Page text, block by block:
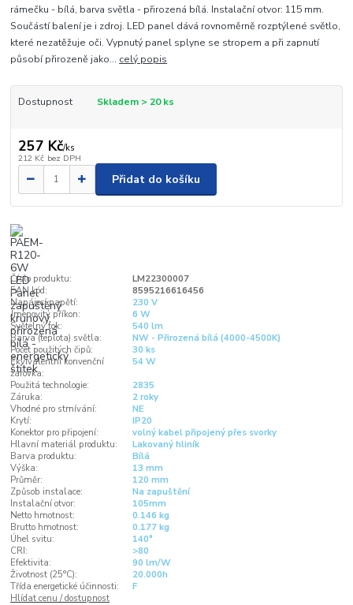
rámečku - bílá, barva světla - přirozená bílá. Instalační otvor: 115 mm.
Součástí balení je i zdroj. LED panel dává rovnoměrně rozptýlené světlo,
které nezatěžuje oči. Vypnutý panel splyne se stropem a při zapnutí
působí přirozeně jako... celý popis
Dostupnost Skladem > 20 ks
257 Kč/ks
212 Kč bez DPH
Přidat do košíku
Číslo produktu:
LM22300007
EAN kód:
8595216616456
Napájecí napětí:
230 V
Jmenovitý příkon:
6 W
Světelný tok:
540 lm
Barva (teplota) světla:
NW - Přirozená bílá (4000-4500K)
Počet použitých čipů:
30 ks
Ekvivalentní konvenční
žárovka:
54 W
Použitá technologie:
2835
Záruka:
2 roky
Vhodné pro stmívání:
NE
Krytí:
IP20
Konektor pro připojení:
volný kabel připojený přes svorky
Hlavní materiál produktu:
Lakovaný hliník
Barva produktu:
Bílá
Výška:
13 mm
Průměr:
120 mm
Způsob instalace:
Na zapuštění
Instalační otvor:
105mm
Netto hmotnost:
0.146 kg
Brutto hmotnost:
0.177 kg
Úhel svitu:
140°
CRI:
>80
Efektivita:
90 lm/W
Životnost (25°C):
20.000h
Třída energetické účinnosti:
F
Hlídat cenu / dostupnost